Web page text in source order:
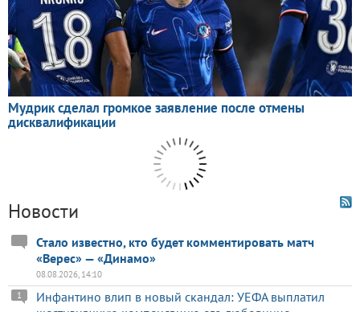
Новости
Стало известно, кто будет комментировать матч
«Верес» — «Динамо»
08.08.2026, 14:10
Инфантино влип в новый скандал: УЕФА выплатил
1